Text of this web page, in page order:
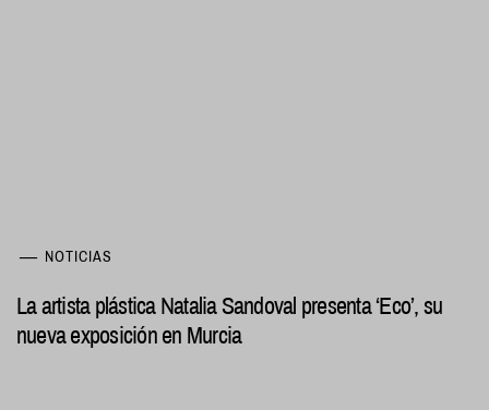
NOTICIAS
La artista plástica Natalia Sandoval presenta ‘Eco’, su
nueva exposición en Murcia